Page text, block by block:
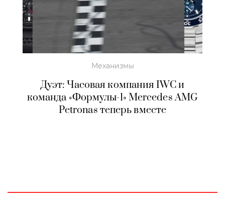
Механизмы
Дуэт: Часовая компания IWC и
команда «Формулы-1» Mercedes AMG
Petronas теперь вместе